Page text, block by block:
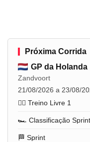
Próxima Corrida
GP da Holanda
Zandvoort
21/08/2026 a 23/08/
🏋️‍♂️ Treino Livre 1
🏎️ Classificação Sprint
🏁 Sprint